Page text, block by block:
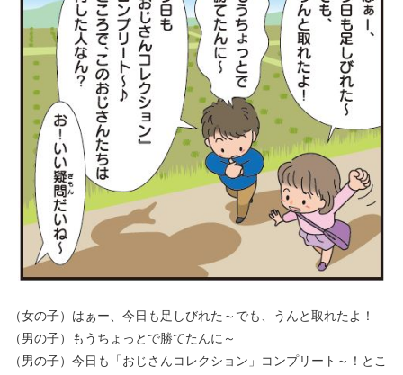
（女の子）はぁー、今日も足しびれた～でも、うんと取れたよ！
（男の子）もうちょっとで勝てたんに～
（男の子）今日も「おじさんコレクション」コンプリート～！とこ